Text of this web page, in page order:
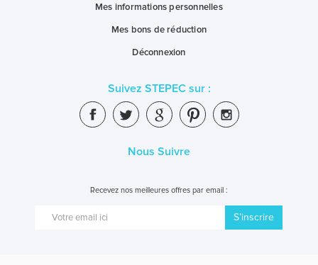
Mes informations personnelles
Mes bons de réduction
Déconnexion
Suivez STEPEC sur :
Nous Suivre
Recevez nos meilleures offres par email :
S’inscrire